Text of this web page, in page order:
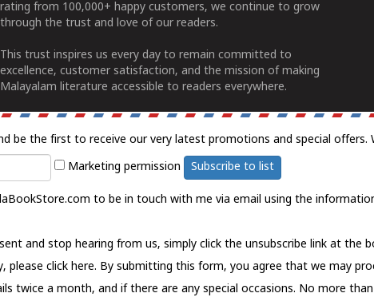
rating from 100,000+ happy customers, we continue to grow
through the trust and love of our readers.
This trust inspires us every day to remain committed to
excellence, customer satisfaction, and the mission of making
Malayalam literature accessible to readers everywhere.
be the first to receive our very latest promotions and special offers.
Marketing permission Subscribe to list
to be in touch with me via email using the
and stop hearing from us, simply click the unsubscribe link at the
please click here. By submitting this form, you agree that we may
twice a month, and if there are any special occasions. No more